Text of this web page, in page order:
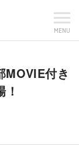
MENU
MOVIE付き